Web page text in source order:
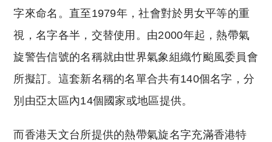
字來命名。直至1979年，社會對於男女平等的重
視，名字各半，交替使用。由2000年起，熱帶氣
旋警告信號的名稱就由世界氣象組織竹颱風委員會
所擬訂。這套新名稱的名單合共有140個名字，分
別由亞太區內14個國家或地區提供。
而香港天文台所提供的熱帶氣旋名字充滿香港特